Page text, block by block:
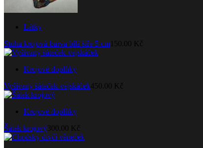
Látky
Stuha krojová-barva bílá šíře 5 cm 150.00 Kč
Krojové doplňky
Vyšívaný šáteček-vejskáček450.00 Kč
Krojové doplňky
Šátek krojový 300.00 Kč